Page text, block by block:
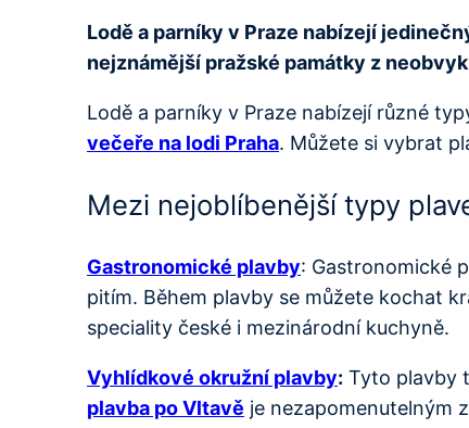
Lodě a parníky v Praze nabízejí
nejznámější pražské památky z
Lodě a parníky v Praze nabízejí různé
večeře na lodi Praha. Můžete si vybrat
Mezi nejoblíbenější typy
Gastronomické plavby: Gastronomické
pitím. Během plavby se můžete kochat
speciality české i mezinárodní kuchyně.
Vyhlídkové okružní plavby: Tyto plavby
plavba po Vltavě je nezapomenutelným